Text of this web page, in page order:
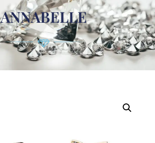
ANNABELLE